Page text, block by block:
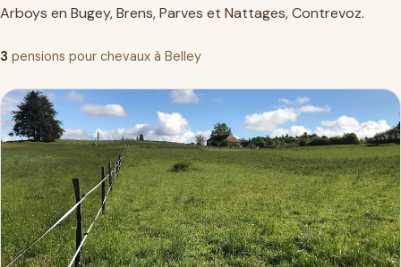
Arboys en Bugey,Brens,Parves et Nattages,Contrevoz.
3 pensions pour chevaux à Belley